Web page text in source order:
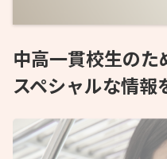
中高一貫校生のた
スペシャルな情報